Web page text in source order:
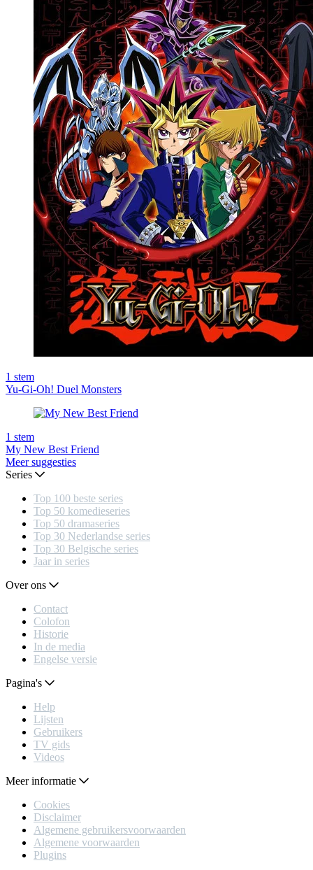
1 stem
Yu-Gi-Oh! Duel Monsters
1 stem
My New Best Friend
Meer suggesties
Series
Top 100 beste series
Top 50 komedieseries
Top 50 dramaseries
Top 30 Nederlandse series
Top 30 Belgische series
Jaar in series
Over ons
Contact
Colofon
Historie
In de media
Engelse versie
Pagina's
Help
Lijsten
Gebruikers
TV gids
Videos
Meer informatie
Cookies
Disclaimer
Algemene gebruikersvoorwaarden
Algemene voorwaarden
Plugins